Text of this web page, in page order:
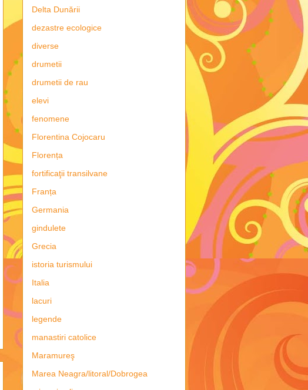
Delta Dunării
dezastre ecologice
diverse
drumetii
drumetii de rau
elevi
fenomene
Florentina Cojocaru
Florența
fortificaţii transilvane
Franța
Germania
gindulete
Grecia
istoria turismului
Italia
lacuri
legende
manastiri catolice
Maramureş
Marea Neagra/litoral/Dobrogea